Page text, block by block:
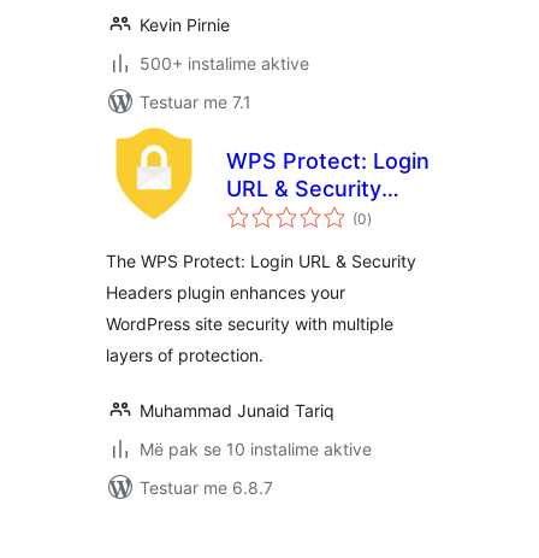
Kevin Pirnie
500+ instalime aktive
Testuar me 7.1
WPS Protect: Login
URL & Security
Headers
(0vlerësime
gjithsej
)
The WPS Protect: Login URL & Security
Headers plugin enhances your
WordPress site security with multiple
layers of protection.
Muhammad Junaid Tariq
Më pak se 10 instalime aktive
Testuar me 6.8.7